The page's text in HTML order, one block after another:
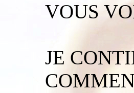
VOUS
JE